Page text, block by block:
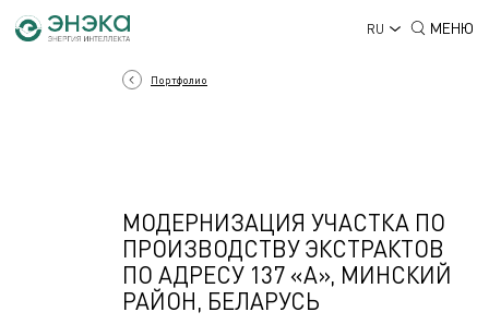
RU МЕНЮ
Портфолио
МОДЕРНИЗАЦИЯ УЧАСТКА ПО
ПРОИЗВОДСТВУ ЭКСТРАКТОВ
ПО АДРЕСУ 137 «А», МИНСКИЙ
РАЙОН, БЕЛАРУСЬ